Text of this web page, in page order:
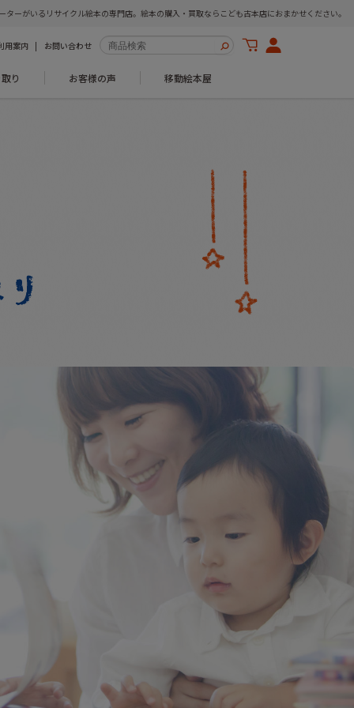
ターがいるリサイクル絵本の専門店。絵本の購入・買取ならこども古本店におまかせください。
用案内 お問い合わせ
り お客様の声 移動絵本屋